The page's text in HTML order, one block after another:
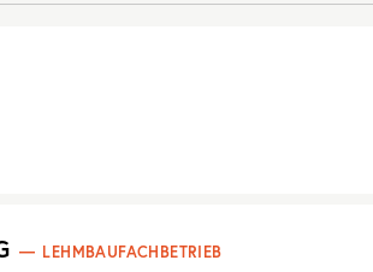
LEHMBAUFACHBETRIEB